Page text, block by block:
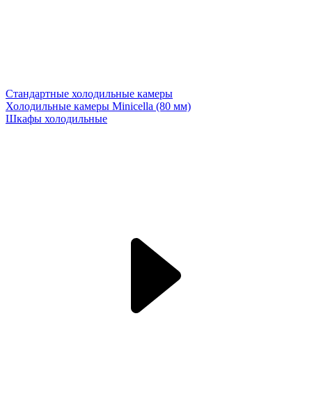
Стандартные холодильные камеры
Холодильные камеры Minicella (80 мм)
Шкафы холодильные